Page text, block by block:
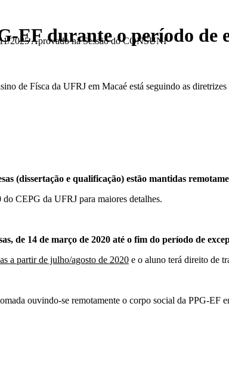
2025 Aprovado na Sessão do CONSUNI
EF durante o período de
de Físca da UFRJ em Macaé está seguindo as
(dissertação e qualificação) estão mantidas
do CEPG da UFRJ para maiores detalhes.
de 14 de março de 2020 até o fim do período de
a partir de julho/agosto de 2020 e o aluno terá direito de
ouvindo-se remotamente o corpo social da PPG-